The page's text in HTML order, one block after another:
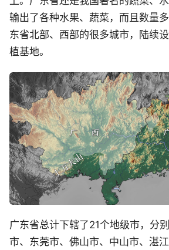
输出了各种水果、蔬菜，而且数量
东省北部、西部的很多城市，陆续
植基地。
广东省总计下辖了21个地级市，分
市、东莞市、佛山市、中山市、湛